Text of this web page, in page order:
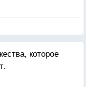
которое